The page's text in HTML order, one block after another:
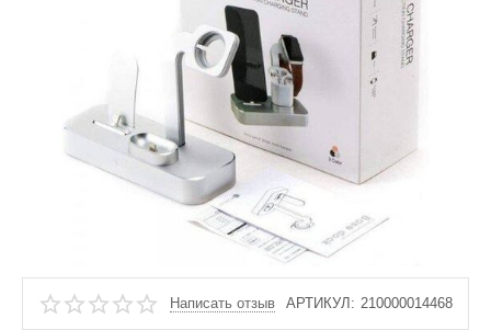
Написать отзыв АРТИКУЛ: 210000014468